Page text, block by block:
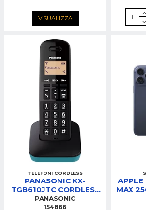
VISUALIZZA
TELEFONI CORDLESS
PANASONIC KX-
TGB610JTC CORDLESS
BLU
PANASONIC
154866
APPLE
MAX